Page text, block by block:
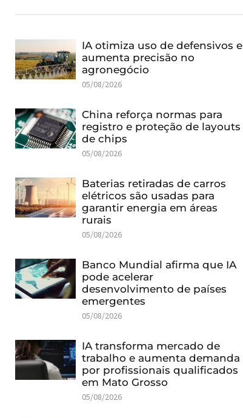
IA otimiza uso de defensivos e
aumenta precisão no
agronegócio
05/08/2026
China reforça normas para
registro e proteção de layouts
de chips
05/08/2026
Baterias retiradas de carros
elétricos são usadas para
garantir energia em áreas
rurais
05/08/2026
Banco Mundial afirma que IA
pode acelerar
desenvolvimento de países
emergentes
05/08/2026
IA transforma mercado de
trabalho e aumenta demanda
por profissionais qualificados
em Mato Grosso
05/08/2026